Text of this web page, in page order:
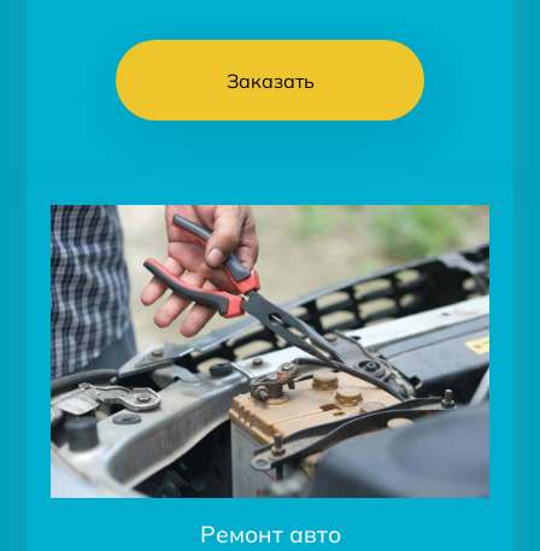
Заказать
Ремонт авто